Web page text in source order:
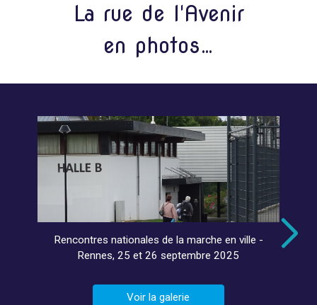
La rue de l'Avenir
en photos…
Rencontres nationales de la marche en ville -
Rennes, 25 et 26 septembre 2025
Voir la galerie